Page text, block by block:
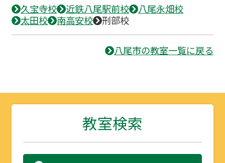
久宝寺校 近鉄八尾駅前校
八尾永畑校
太田校
南高安校 刑部校
八尾市の教室一覧に戻る
教室検索